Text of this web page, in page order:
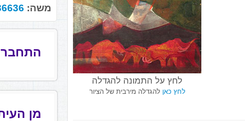
לחץ על התמונה להגדלה
לחץ כאן להגדלה מירבית של הציור
משה:
מן